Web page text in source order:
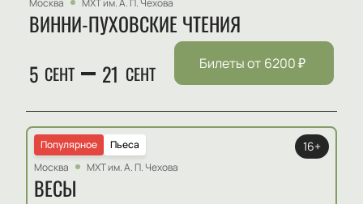
Москва
МХТ им. А. П. Чехова
ВИННИ-ПУХОВСКИЕ ЧТЕНИЯ
5 СЕНТ 21 СЕНТ Билеты от 6200₽
Пьеса
Популярное
Москва
МХТ им. А. П. Чехова
ВЕСЫ
16+